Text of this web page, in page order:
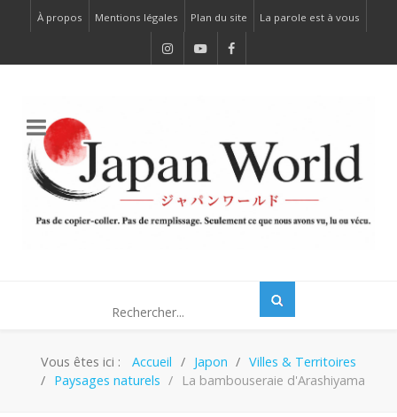
À propos Mentions légales Plan du site La parole est à vous
Vous êtes ici : Accueil Japon
Villes & Territoires
Paysages naturels
La bambouseraie d'Arashiyama